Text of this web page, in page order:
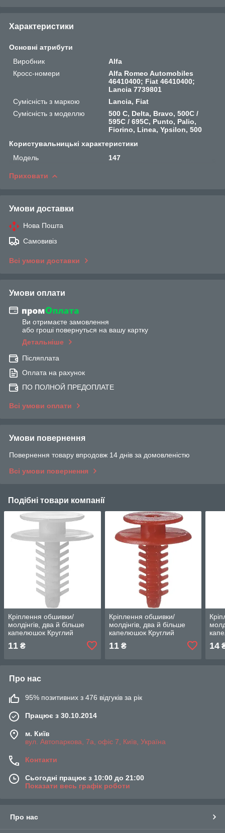
Характеристики
Основні атрибути
Виробник
Alfa
Кросс-номери
Alfa Romeo Automobiles
46410400; Fiat 46410400;
Lancia 7739801
Сумісність з маркою
Lancia, Fiat
Сумісність з моделлю
500 C, Delta, Bravo, 500C /
595C / 695C, Punto, Palio,
Fiorino, Linea, Ypsilon, 500
Користувальницькі характеристики
Мoдель
147
Приховати
Умови доставки
Нова Пошта
Самовивіз
Всі умови доставки
Умови оплати
Ви отримаєте замовлення
або гроші повернуться на вашу картку
Детальніше
Післяплата
Оплата на рахунок
ПО ПОЛНОЙ ПРЕДОПЛАТЕ
Всі умови оплати
Умови повернення
Повернення товару впродовж 14 днів за домовленістю
Всі умови повернення
Подібні товари компанії
Кріплення обшивки/
молдінгів, два й більше
капелюшок Круглий
147
11 ₴
Кріплення обшивки/
молдінгів, два й більше
капелюшок Круглий
147
11₴
147
14
Про нас
95% позитивних з 476 відгуків за рік
Працює з 30.10.2014
м. Київ
вул. Автопаркова, 7а, офіс 7, Київ, Україна
Контакти
Сьогодні працює з 10:00 до 21:00
Показати весь графік роботи
Про нас